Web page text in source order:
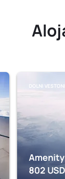
DOLNI
802